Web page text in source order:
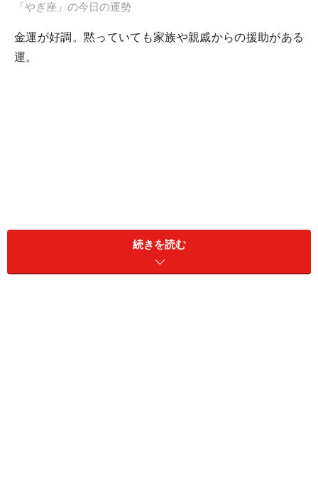
「やぎ座」の今日の運勢
金運が好調。黙っていても家族や親戚からの援助がある
運。
続きを読む